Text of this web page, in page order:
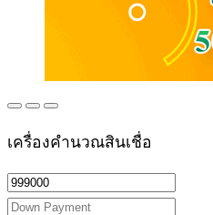
เครื่องคำนวณสินเชื่อ